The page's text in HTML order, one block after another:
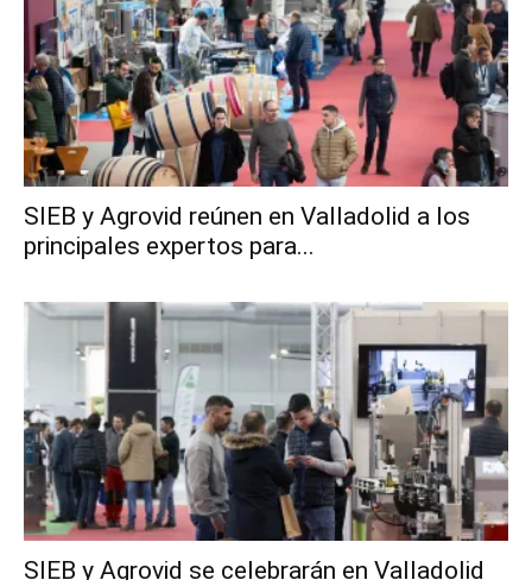
SIEB y Agrovid reúnen en Valladolid a los
principales expertos para...
SIEB y Agrovid se celebrarán en Valladolid